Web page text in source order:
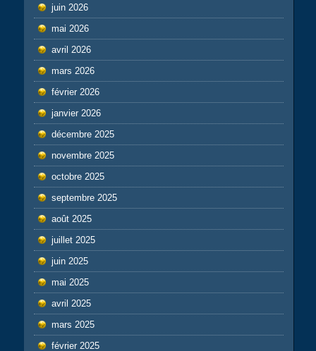
juin 2026
mai 2026
avril 2026
mars 2026
février 2026
janvier 2026
décembre 2025
novembre 2025
octobre 2025
septembre 2025
août 2025
juillet 2025
juin 2025
mai 2025
avril 2025
mars 2025
février 2025